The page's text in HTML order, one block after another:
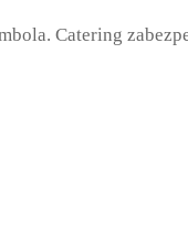
Catering